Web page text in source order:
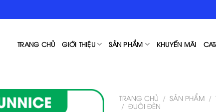
TRANG CHỦ GIỚI THIỆU SẢN PHẨM KHUYẾN MÃI
TRANG CHỦ / SẢN PHẨM /
/ ĐUÔI ĐÈN